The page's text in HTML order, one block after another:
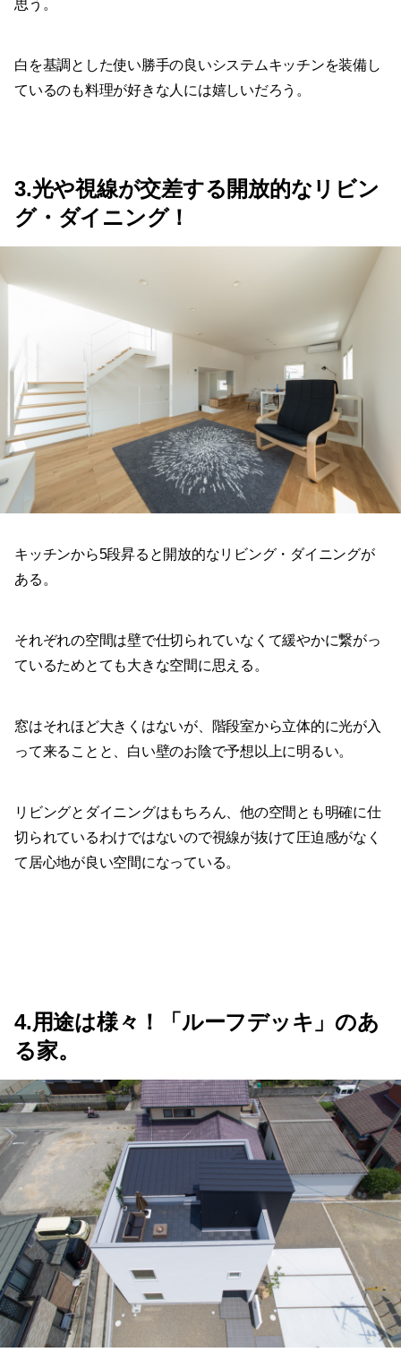
思う。
白を基調とした使い勝手の良いシステムキッチンを装備し
ているのも料理が好きな人には嬉しいだろう。
3.光や視線が交差する開放的なリビン
グ・ダイニング！
キッチンから5段昇ると開放的なリビング・ダイニングが
ある。
それぞれの空間は壁で仕切られていなくて緩やかに繋がっ
ているためとても大きな空間に思える。
窓はそれほど大きくはないが、階段室から立体的に光が入
って来ることと、白い壁のお陰で予想以上に明るい。
リビングとダイニングはもちろん、他の空間とも明確に仕
切られているわけではないので視線が抜けて圧迫感がなく
て居心地が良い空間になっている。
4.用途は様々！「ルーフデッキ」のあ
る家。